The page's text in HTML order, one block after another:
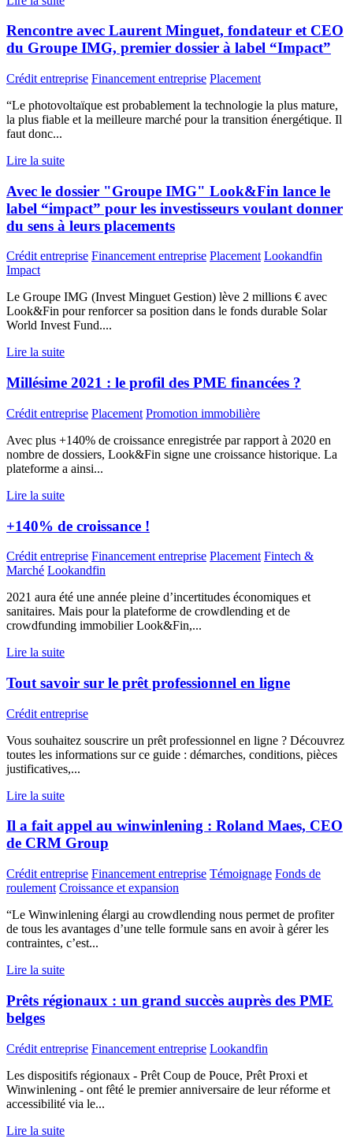
Rencontre avec Laurent Minguet, fondateur et CEO
du Groupe IMG, premier dossier à label “Impact”
Crédit entreprise Financement entreprise Placement
“Le photovoltaïque est probablement la technologie la plus mature,
la plus fiable et la meilleure marché pour la transition énergétique. Il
faut donc...
Lire la suite
Avec le dossier "Groupe IMG" Look&Fin lance le
label “impact” pour les investisseurs voulant donner
du sens à leurs placements
Crédit entreprise Financement entreprise Placement Lookandfin
Impact
Le Groupe IMG (Invest Minguet Gestion) lève 2 millions € avec
Look&Fin pour renforcer sa position dans le fonds durable Solar
World Invest Fund....
Lire la suite
Millésime 2021 : le profil des PME financées ?
Crédit entreprise Placement Promotion immobilière
Avec plus +140% de croissance enregistrée par rapport à 2020 en
nombre de dossiers, Look&Fin signe une croissance historique. La
plateforme a ainsi...
Lire la suite
+140% de croissance !
Crédit entreprise Financement entreprise Placement Fintech &
Marché Lookandfin
2021 aura été une année pleine d’incertitudes économiques et
sanitaires. Mais pour la plateforme de crowdlending et de
crowdfunding immobilier Look&Fin,...
Lire la suite
Tout savoir sur le prêt professionnel en ligne
Crédit entreprise
Vous souhaitez souscrire un prêt professionnel en ligne ? Découvrez
toutes les informations sur ce guide : démarches, conditions, pièces
justificatives,...
Lire la suite
Il a fait appel au winwinlening : Roland Maes, CEO
de CRM Group
Crédit entreprise Financement entreprise Témoignage Fonds de
roulement Croissance et expansion
“Le Winwinlening élargi au crowdlending nous permet de profiter
de tous les avantages d’une telle formule sans en avoir à gérer les
contraintes, c’est...
Lire la suite
Prêts régionaux : un grand succès auprès des PME
belges
Crédit entreprise Financement entreprise Lookandfin
Les dispositifs régionaux - Prêt Coup de Pouce, Prêt Proxi et
Winwinlening - ont fêté le premier anniversaire de leur réforme et
accessibilité via le...
Lire la suite